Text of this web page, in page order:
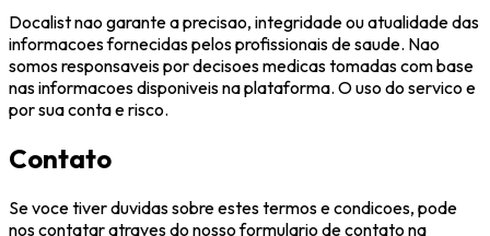
Docalist nao garante a precisao, integridade ou atualidade das
informacoes fornecidas pelos profissionais de saude. Nao
somos responsaveis por decisoes medicas tomadas com base
nas informacoes disponiveis na plataforma. O uso do servico e
por sua conta e risco.
Contato
Se voce tiver duvidas sobre estes termos e condicoes, pode
nos contatar atraves do nosso formulario de contato na